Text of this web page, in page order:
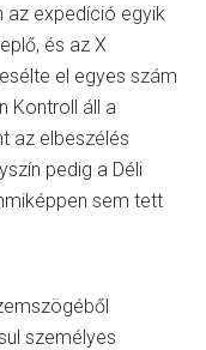
az expedíció egyik
és az X
el egyes szám
Kontroll áll a
az elbeszélés
pedig a Déli
sem tett
személyes